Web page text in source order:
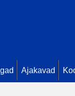
Ajakavad